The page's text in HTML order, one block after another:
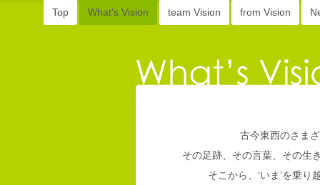
Top What's Vision team Vision from Vision
古今東西のさま
その足跡、その言葉、その生
そこから、‘いま’を乗